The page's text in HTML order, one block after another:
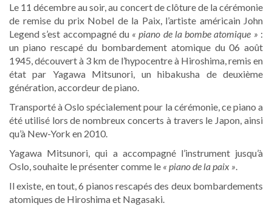
Le 11 décembre au soir, au concert de clôture de la cérémonie
de remise du prix Nobel de la Paix, l’artiste américain John
Legend s’est accompagné du « piano de la bombe atomique » :
un piano rescapé du bombardement atomique du 06 août
1945, découvert à 3 km de l’hypocentre à Hiroshima, remis en
état par Yagawa Mitsunori, un hibakusha de deuxième
génération, accordeur de piano.
Transporté à Oslo spécialement pour la cérémonie, ce piano a
été utilisé lors de nombreux concerts à travers le Japon, ainsi
qu’à New-York en 2010.
Yagawa Mitsunori, qui a accompagné l’instrument jusqu’à
Oslo, souhaite le présenter comme le « piano de la paix »
Il existe, en tout, 6 pianos rescapés des deux bombardements
atomiques de Hiroshima et Nagasaki.